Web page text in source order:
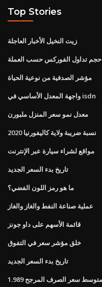
Top Stories
زيت النخيل الأخبار العاجلة
حجم تداول الفوركس حسب العملة
مؤشر الصدفية من نوعية الحياة
واجهة المعدل الأساسي في isdn
معدل نمو سعر المنزل ملبورن
نسبة ضريبة ولاية كاليفورنيا 2020
مواقع لشراء سيارة عبر الإنترنت
تاريخ بدء السعر الجديد
ما هو رمز اللون الفضي؟
عملية صناعة النفط والغاز والغاز
قائمة الأسهم على داو جونز
خلق مؤشر سعر في التفوق
تاريخ بدء السعر الجديد